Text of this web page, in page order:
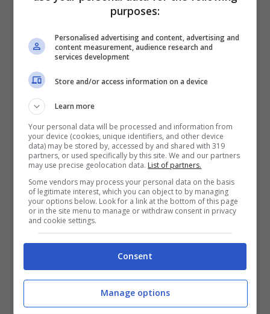
Accessorio personale:max 40 x 30
x 15 cm
Bagaglio in cabinamax 56 x 40 x
nelle dimensioni.
Liquidi e cibo nel bagaglio a
mano: cosa sapere
Il bagaglio a mano con Iberia è piuttosto
flessibile rispetto alle altre compagnie low
cost insomma, ma ci sono ovviamente
delle regole per cibo e liquidi.
purposes:
Personalised advertising and content, advertising and
content measurement, audience research and
services development
Store and/or access information on a device
Learn more
Your personal data will be processed and information from
your device (cookies, unique identifiers, and other device
data) may be stored by, accessed by and shared with 319
partners, or used specifically by this site. We and our partners
may use precise geolocation data. List of partners.
Some vendors may process your personal data on the basis
of legitimate interest, which you can object to by managing
your options below. Look for a link at the bottom of this page
or in the site menu to manage or withdraw consent in privacy
and cookie settings.
Consent
Manage options